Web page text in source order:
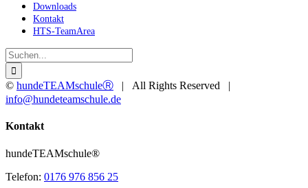
Downloads
Kontakt
HTS-TeamArea
Suche
nach:
© hundeTEAMschuleⓇ | All Rights Reserved |
info@hundeteamschule.de
Toggle
Bar
Kontakt
hundeTEAMschule®
Telefon: 0176 976 856 25